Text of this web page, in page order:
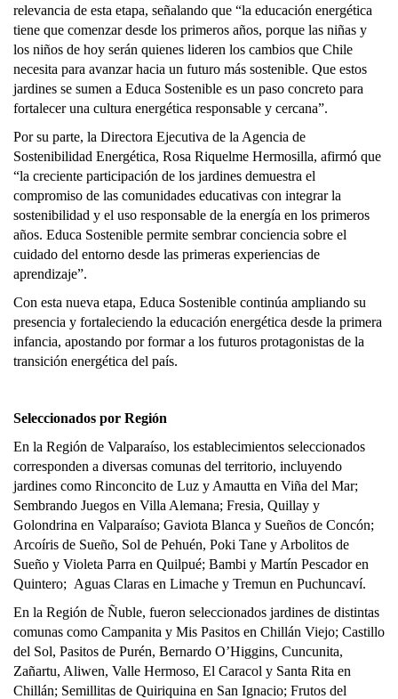
relevancia de esta etapa, señalando que “la educación energética
tiene que comenzar desde los primeros años, porque las niñas y
los niños de hoy serán quienes lideren los cambios que Chile
necesita para avanzar hacia un futuro más sostenible. Que estos
jardines se sumen a Educa Sostenible es un paso concreto para
fortalecer una cultura energética responsable y cercana”.
Por su parte, la Directora Ejecutiva de la Agencia de
Sostenibilidad Energética, Rosa Riquelme Hermosilla, afirmó que
“la creciente participación de los jardines demuestra el
compromiso de las comunidades educativas con integrar la
sostenibilidad y el uso responsable de la energía en los primeros
años. Educa Sostenible permite sembrar conciencia sobre el
cuidado del entorno desde las primeras experiencias de
aprendizaje”.
Con esta nueva etapa, Educa Sostenible continúa ampliando su
presencia y fortaleciendo la educación energética desde la primera
infancia, apostando por formar a los futuros protagonistas de la
transición energética del país.
Seleccionados por Región
En la Región de Valparaíso, los establecimientos seleccionados
corresponden a diversas comunas del territorio, incluyendo
jardines como Rinconcito de Luz y Amautta en Viña del Mar;
Sembrando Juegos en Villa Alemana; Fresia, Quillay y
Golondrina en Valparaíso; Gaviota Blanca y Sueños de Concón;
Arcoíris de Sueño, Sol de Pehuén, Poki Tane y Arbolitos de
Sueño y Violeta Parra en Quilpué; Bambi y Martín Pescador en
Quintero; Aguas Claras en Limache y Tremun en Puchuncaví.
En la Región de Ñuble, fueron seleccionados jardines de distintas
comunas como Campanita y Mis Pasitos en Chillán Viejo; Castillo
del Sol, Pasitos de Purén, Bernardo O’Higgins, Cuncunita,
Zañartu, Aliwen, Valle Hermoso, El Caracol y Santa Rita en
Chillán; Semillitas de Quiriquina en San Ignacio; Frutos del